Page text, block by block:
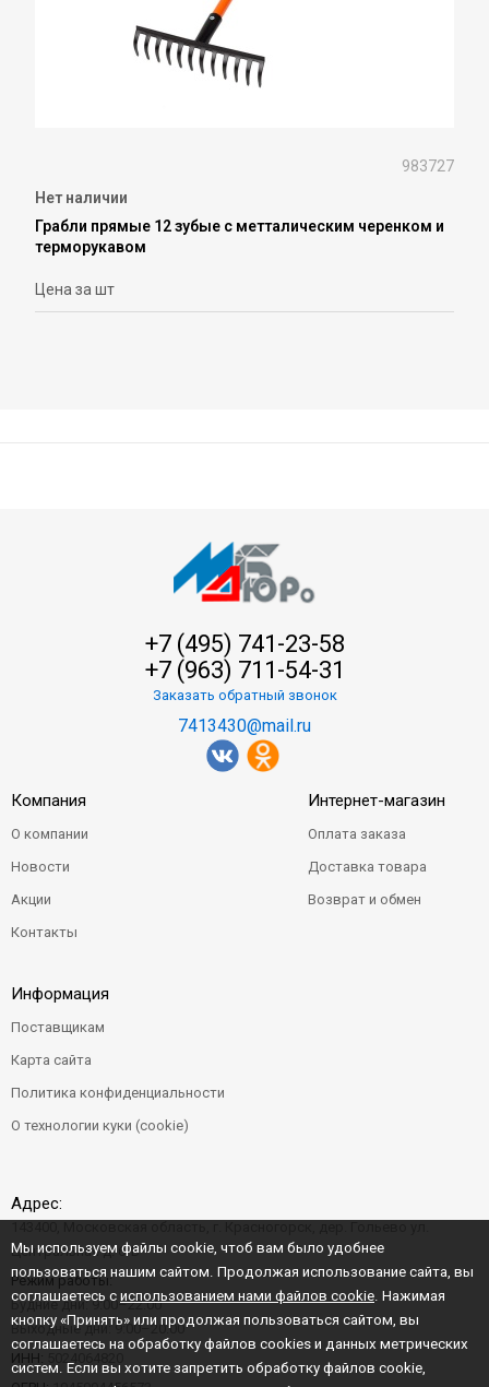
983727
Нет наличии
Грабли прямые 12 зубые с метталическим черенком и
терморукавом
Цена за шт
+7 (495) 741-23-58
+7 (963) 711-54-31
Заказать обратный звонок
7413430@mail.ru
Компания
О компании
Новости
Акции
Контакты
Интернет-магазин
Оплата заказа
Доставка товара
Возврат и обмен
Информация
Поставщикам
Карта сайта
Политика конфиденциальности
О технологии куки (cookie)
Адрес:
Центральная д. 6"Б"
Режим работы:
Будние дни: 9:00–22:00
Выходные дни: 9:00–20:00
ИНН:
Мы используем файлы cookie, чтоб вам было удобнее
пользоваться нашим сайтом. Продолжая использование сайта, вы
соглашаетесь с использованием нами файлов cookie . Нажимая
кнопку «Принять» или продолжая пользоваться сайтом, вы
соглашаетесь на обработку файлов cookies и данных метрических
систем. Если вы хотите запретить обработку файлов cookie,